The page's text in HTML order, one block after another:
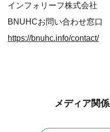
インフォリーフ株式会社
BNUHCお問い合わせ窓口
https://bnuhc.info/contact/
メディア関